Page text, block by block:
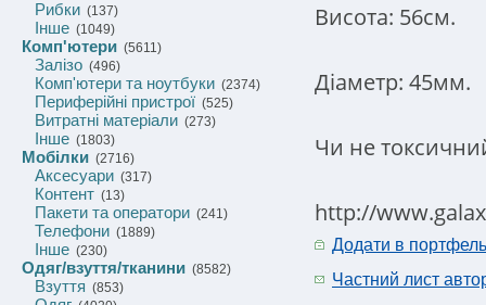
Рибки (137)
Інше (1049)
Комп'ютери (5611)
Залізо (496)
Комп'ютери та ноутбуки (2374)
Периферійні пристрої (525)
Витратні матеріали (273)
Інше (1803)
Мобілки (2716)
Аксесуари (317)
Контент (13)
Пакети та оператори (241)
Телефони (1889)
Інше (230)
Одяг/взуття/тканини (8582)
Взуття (853)
Висота: 56см.
Діаметр: 45мм.
Чи не
http://
Додати в портфель
Частний лист